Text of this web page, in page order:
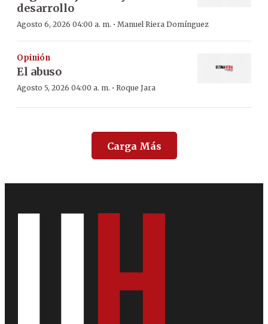
desarrollo
Agosto 6, 2026 04:00 a. m. · Manuel Riera Domínguez
Opinión
El abuso
Agosto 5, 2026 04:00 a. m. · Roque Jara
Carga Más